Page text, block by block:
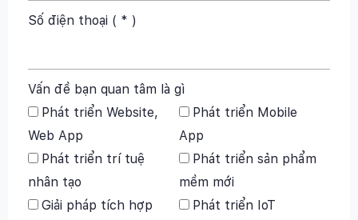
Số điện thoại ( * )
Vấn đề bạn quan tâm là gì
Phát triển Website,
Web App
Phát triển Mobile
App
Phát triển trí tuệ
nhân tạo
Phát triển sản phẩm
mềm mới
Giải pháp tích hợp
Phát triển IoT